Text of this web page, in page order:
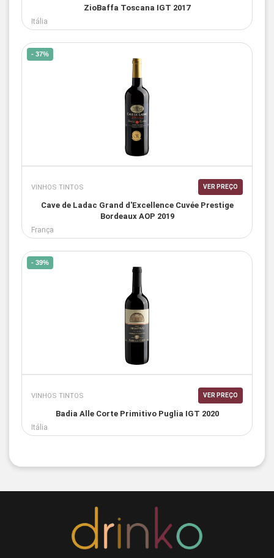
ZioBaffa Toscana IGT 2017
Itália
- 37%
VINHOS TINTOS VER PREÇO
Cave de Ladac Grand d'Excellence Cuvée Prestige
Bordeaux AOP 2019
França
- 39%
VINHOS TINTOS VER PREÇO
Badia Alle Corte Primitivo Puglia IGT 2020
Itália